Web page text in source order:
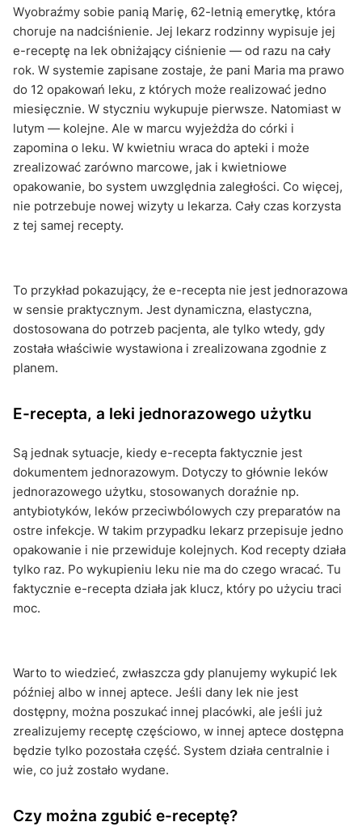
Wyobraźmy sobie panią Marię, 62-letnią emerytkę, która
choruje na nadciśnienie. Jej lekarz rodzinny wypisuje jej
e-receptę na lek obniżający ciśnienie — od razu na cały
rok. W systemie zapisane zostaje, że pani Maria ma prawo
do 12 opakowań leku, z których może realizować jedno
miesięcznie. W styczniu wykupuje pierwsze. Natomiast w
lutym — kolejne. Ale w marcu wyjeżdża do córki i
zapomina o leku. W kwietniu wraca do apteki i może
zrealizować zarówno marcowe, jak i kwietniowe
opakowanie, bo system uwzględnia zaległości. Co więcej,
nie potrzebuje nowej wizyty u lekarza. Cały czas korzysta
z tej samej recepty.
To przykład pokazujący, że e-recepta nie jest jednorazowa
w sensie praktycznym. Jest dynamiczna, elastyczna,
dostosowana do potrzeb pacjenta, ale tylko wtedy, gdy
została właściwie wystawiona i zrealizowana zgodnie z
planem.
E-recepta, a leki jednorazowego użytku
Są jednak sytuacje, kiedy e-recepta faktycznie jest
dokumentem jednorazowym. Dotyczy to głównie leków
jednorazowego użytku, stosowanych doraźnie np.
antybiotyków, leków przeciwbólowych czy preparatów na
ostre infekcje. W takim przypadku lekarz przepisuje jedno
opakowanie i nie przewiduje kolejnych. Kod recepty działa
tylko raz. Po wykupieniu leku nie ma do czego wracać. Tu
faktycznie e-recepta działa jak klucz, który po użyciu traci
moc.
Warto to wiedzieć, zwłaszcza gdy planujemy wykupić lek
później albo w innej aptece. Jeśli dany lek nie jest
dostępny, można poszukać innej placówki, ale jeśli już
zrealizujemy receptę częściowo, w innej aptece dostępna
będzie tylko pozostała część. System działa centralnie i
wie, co już zostało wydane.
Czy można zgubić e-receptę?